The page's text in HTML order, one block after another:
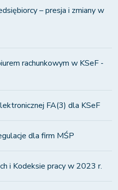
– presja i zmiany w
rachunkowym w KSeF -
FA(3) dla KSeF
dla firm MŚP
i Kodeksie pracy w 2023 r.